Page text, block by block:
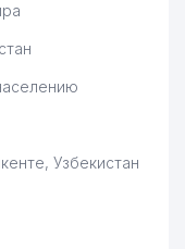
Узбекистан